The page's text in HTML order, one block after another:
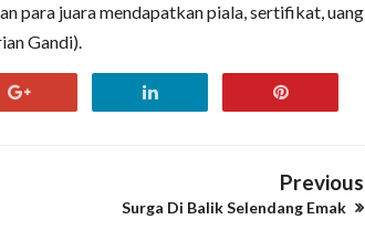
para juara mendapatkan piala, sertifikat, uang
Gandi).
Previous
Surga Di Balik Selendang Emak